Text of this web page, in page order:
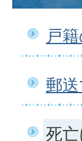
戸
郵
死